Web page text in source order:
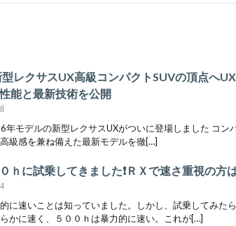
レクサスUX高級コンパクトSUVの頂点へ
能と最新技術を公開
年モデルの新型レクサスUXがついに登場しました コン
級感を兼ね備えた最新モデルを徹[…]
ｈに試乗してきました❗️ＲＸで速さ重視の方
に速いことは知っていました。しかし、試乗してみた
かに速く、５００ｈは暴力的に速い。これが[…]